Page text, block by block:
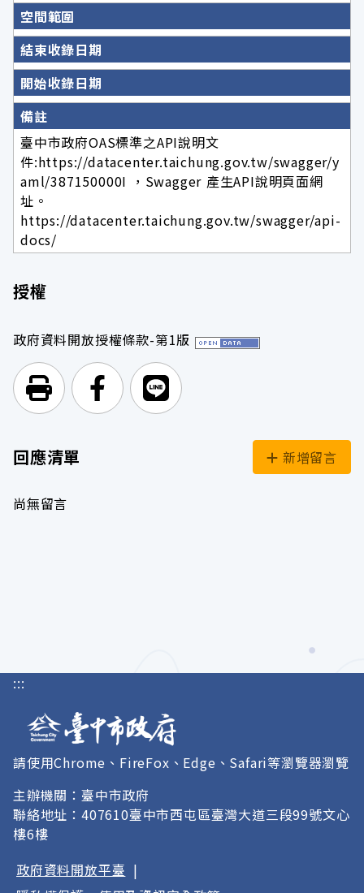
空間範圍
結束收錄日期
開始收錄日期
備註
臺中市政府OAS標準之API說明文
件:https://datacenter.taichung.gov.tw/swagger/y
aml/387150000I ，Swagger 產生API說明頁面網
址。
https://datacenter.taichung.gov.tw/swagger/api-
docs/
授權
政府資料開放授權條款-第1版
列印頁面前往Facebook
前往Line
回應清單 新增留言
尚無留言
:::
請使用Chrome、FireFox、Edge、Safari等瀏覽器瀏覽
主辦機關：臺中市政府
聯絡地址：407610臺中市西屯區臺灣大道三段99號文心
樓6樓
政府資料開放平臺 |